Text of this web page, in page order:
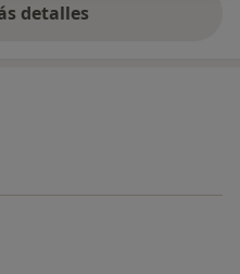
detalles
la experiencia